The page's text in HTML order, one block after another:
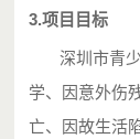
3.项目目标
深圳市青
学、因意外伤
亡、因故生活